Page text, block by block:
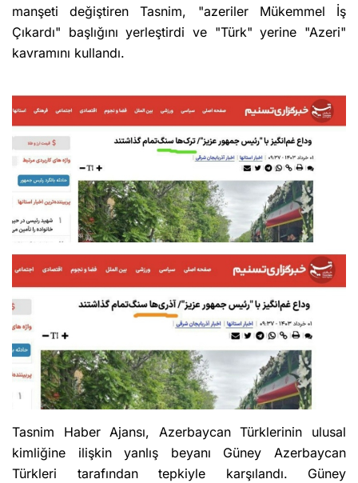
manşeti değiştiren Tasnim, "azeriler Mükemmel İş
Çıkardı" başlığını yerleştirdi ve "Türk" yerine "Azeri"
kavramını kullandı.
Tasnim Haber Ajansı, Azerbaycan Türklerinin ulusal
kimliğine ilişkin yanlış beyanı Güney Azerbaycan
Türkleri tarafından tepkiyle karşılandı. Güney